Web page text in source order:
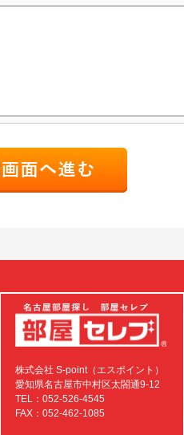
株式会社 S-point（エスポイント）
愛知県名古屋市中村区太閤通9-12
TEL：052-526-4545
FAX：052-462-1085